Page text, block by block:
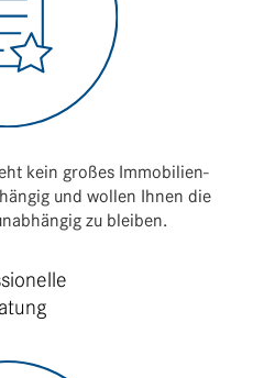
kein großes Immo­bi­li­en­
und wollen Ihnen die
zu bleiben.